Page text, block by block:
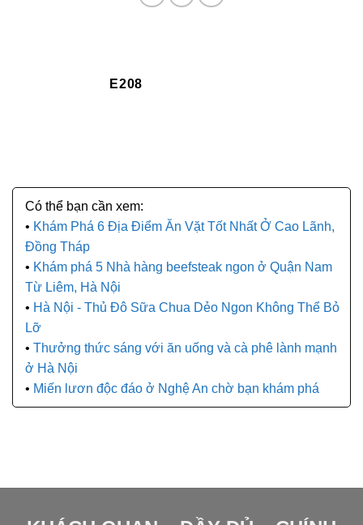
E208
Khám Phá 6 Địa Điểm Ăn Vặt Tốt Nhất Ở Cao Lãnh,
Đồng Tháp
Khám phá 5 Nhà hàng beefsteak ngon ở Quận Nam
Từ Liêm, Hà Nội
Hà Nội - Thủ Đô Sữa Chua Dẻo Ngon Không Thể Bỏ
Lỡ
Thưởng thức sáng với ăn uống và cà phê lành mạnh
ở Hà Nội
Miến lươn độc đáo ở Nghệ An chờ bạn khám phá